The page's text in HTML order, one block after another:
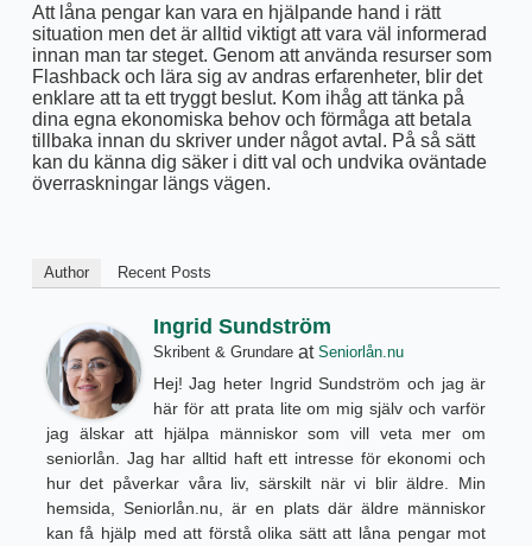
Att låna pengar kan vara en hjälpande hand i rätt
situation men det är alltid viktigt att vara väl informerad
innan man tar steget. Genom att använda resurser som
Flashback och lära sig av andras erfarenheter, blir det
enklare att ta ett tryggt beslut. Kom ihåg att tänka på
dina egna ekonomiska behov och förmåga att betala
tillbaka innan du skriver under något avtal. På så sätt
kan du känna dig säker i ditt val och undvika oväntade
överraskningar längs vägen.
Author Recent Posts
Ingrid Sundström
Skribent & Grundareat Seniorlån.nu
Hej! Jag heter Ingrid Sundström och jag är
här för att prata lite om mig själv och varför
jag älskar att hjälpa människor som vill veta mer om
seniorlån. Jag har alltid haft ett intresse för ekonomi och
hur det påverkar våra liv, särskilt när vi blir äldre. Min
hemsida, Seniorlån.nu, är en plats där äldre människor
kan få hjälp med att förstå olika sätt att låna pengar mot